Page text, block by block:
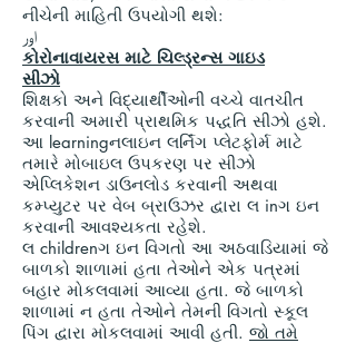
નીચેની માહિતી ઉપયોગી થશે:
اور
કોરોનાવાયરસ માટે ચિલ્ડ્રન્સ ગાઇડ
સીઝો
શિક્ષકો અને વિદ્યાર્થીઓની વચ્ચે વાતચીત
કરવાની અમારી પ્રાથમિક પદ્ધતિ સીઝો હશે.
આ learningનલાઇન લર્નિંગ પ્લેટફોર્મ માટે
તમારે મોબાઇલ ઉપકરણ પર સીઝો
એપ્લિકેશન ડાઉનલોડ કરવાની અથવા
કમ્પ્યુટર પર વેબ બ્રાઉઝર દ્વારા લ inગ ઇન
કરવાની આવશ્યકતા રહેશે.
લ childrenગ ઇન વિગતો આ અઠવાડિયામાં જે
બાળકો શાળામાં હતા તેઓને એક પત્રમાં
બહાર મોકલવામાં આવ્યા હતા. જે બાળકો
શાળામાં ન હતા તેઓને તેમની વિગતો સ્કૂલ
પિંગ દ્વારા મોકલવામાં આવી હતી. જો તમે